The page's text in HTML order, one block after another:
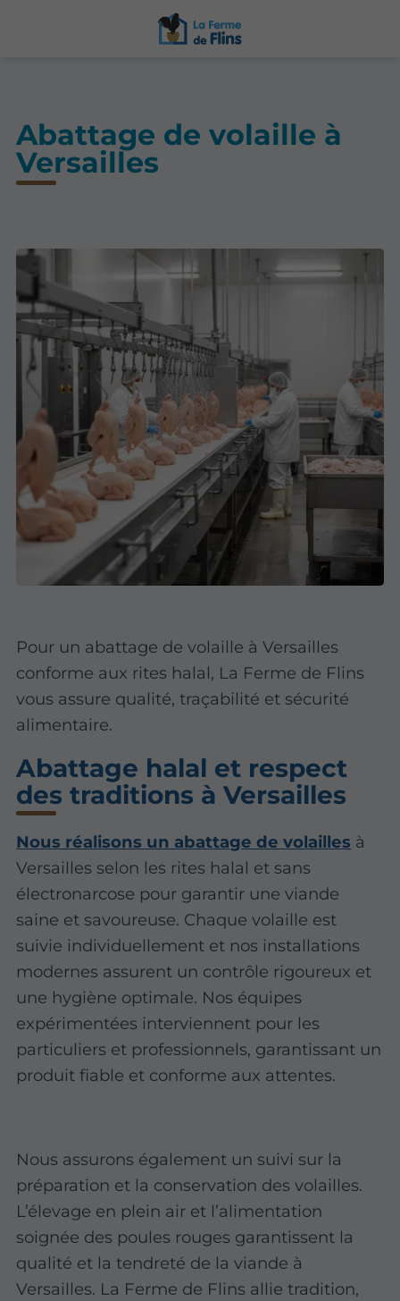
Abattage de volaille à
Versailles
Pour un abattage de volaille à Versailles
conforme aux rites halal, La Ferme de Flins
vous assure qualité, traçabilité et sécurité
alimentaire.
Abattage halal et respect
des traditions à Versailles
Nous réalisons un abattage de volailles à
Versailles selon les rites halal et sans
électronarcose pour garantir une viande
saine et savoureuse. Chaque volaille est
suivie individuellement et nos installations
modernes assurent un contrôle rigoureux et
une hygiène optimale. Nos équipes
expérimentées interviennent pour les
particuliers et professionnels, garantissant un
produit fiable et conforme aux attentes.
Nous assurons également un suivi sur la
préparation et la conservation des volailles.
L’élevage en plein air et l’alimentation
soignée des poules rouges garantissent la
qualité et la tendreté de la viande à
Versailles. La Ferme de Flins allie tradition,